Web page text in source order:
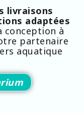
livraisons
adaptées
conception à
partenaire
aquatique